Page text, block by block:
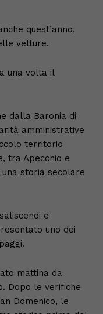
quest’anno,
vetture.
una volta il
dalla Baronia di
amministrative
territorio
tra Apecchio e
una storia secolare
e
uno dei
mattina da
Dopo le verifiche
Domenico, le